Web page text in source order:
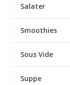
Salater
Smoothies
Sous Vide
Suppe